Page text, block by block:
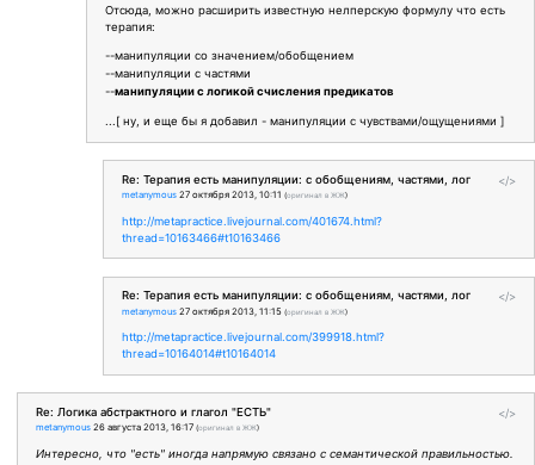
Отсюда, можно расширить известную нелперскую формулу что есть
терапия:
--манипуляции со значением/обобщением
--манипуляции с частями
--манипуляции с логикой счисления предикатов
...[ ну, и еще бы я добавил - манипуляции с чувствами/ощущениями ]
</>
Re: Терапия есть манипуляции: с обобщениям, частями, лог
metanymous 27 октября 2013, 10:11 (оригинал в ЖЖ)
http://metapractice.livejournal.com/401674.html?
thread=10163466#t10163466
</>
Re: Терапия есть манипуляции: с обобщениям, частями, лог
metanymous 27 октября 2013, 11:15 (оригинал в ЖЖ)
http://metapractice.livejournal.com/399918.html?
thread=10164014#t10164014
</>
Re: Логика абстрактного и глагол "ЕСТЬ"
metanymous 26 августа 2013, 16:17 (оригинал в ЖЖ)
Интересно, что "есть" иногда напрямую связано с семантической правильностью.